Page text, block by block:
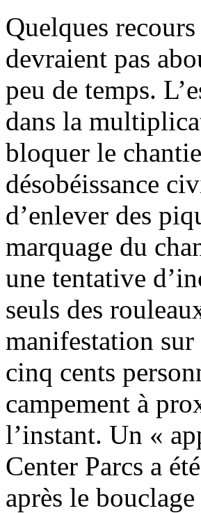
Quelques
devraient pas
peu de temps.
dans la
bloquer le
désobéissance
d’enlever des
marquage du
une tentative
seuls des
manifestation
cinq cents
campement à
l’instant. Un «
Center Parcs a
après le